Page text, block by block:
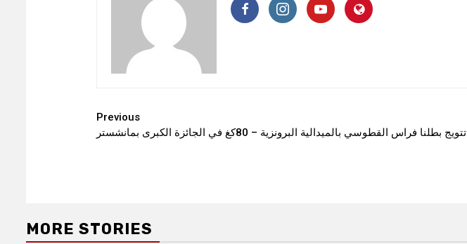
Continue
Reading
Previous
تتويج بطلنا فراس القطوسي بالميدالية البرونزية – 80كغ في الجائزة الكبرى بمانشستر
MORE STORIES